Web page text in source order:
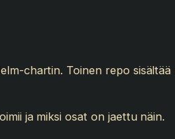
chartin. Toinen repo
ja miksi osat on jaettu näin.